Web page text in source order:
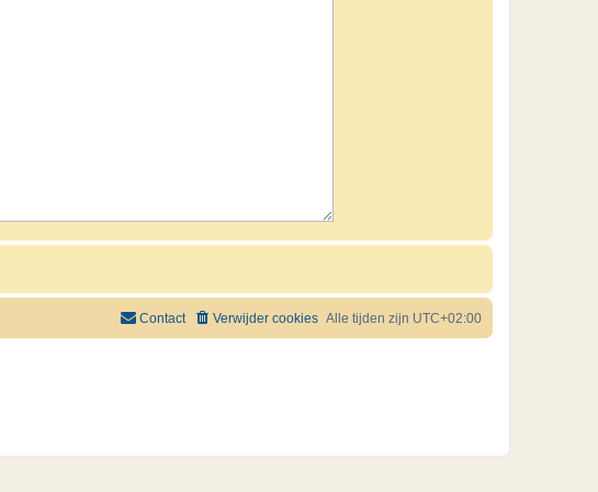
Alle tijden zijn UTC+02:00
Verwijder cookies
Contact